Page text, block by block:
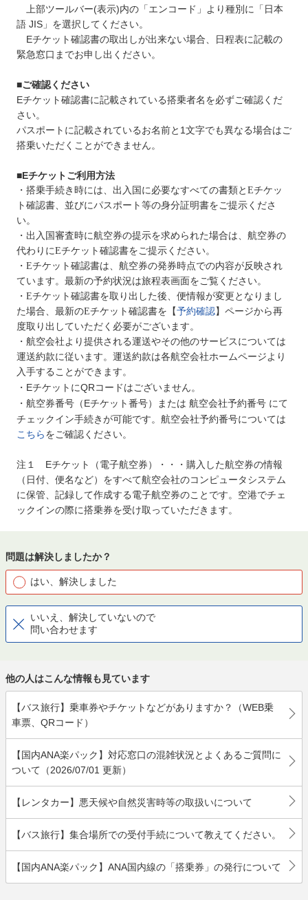
上部ツールバー(表示)内の「エンコード」より種別に「日本
語 JIS」を選択してください。
Eチケット確認書の取出しが出来ない場合、日程表に記載の
緊急窓口までお申し出ください。
■ご確認ください
Eチケット確認書に記載されている搭乗者名を必ずご確認くだ
さい。
パスポートに記載されているお名前と1文字でも異なる場合はご
搭乗いただくことができません。
■Eチケットご利用方法
・搭乗手続き時には、出入国に必要なすべての書類とEチケッ
ト確認書、並びにパスポート等の身分証明書をご提示くださ
い。
・出入国審査時に航空券の提示を求められた場合は、航空券の
代わりにEチケット確認書をご提示ください。
・Eチケット確認書は、航空券の発券時点での内容が反映され
ています。最新の予約状況は旅程表画面をご覧ください。
・Eチケット確認書を取り出した後、便情報が変更となりまし
た場合、最新のEチケット確認書を【予約確認】ページから再
度取り出していただく必要がございます。
・航空会社より提供される運送やその他のサービスについては
運送約款に従います。運送約款は各航空会社ホームページより
入手することができます。
・ EチケットにQRコードはございません。
・ 航空券番号（Eチケット番号）または 航空会社予約番号 にて
チェックイン手続きが可能です。航空会社予約番号については
こちらをご確認ください。
注１ Eチケット（電子航空券）・・・購入した航空券の情報
（日付、便名など）をすべて航空会社のコンピュータシステム
に保管、記録して作成する電子航空券のことです。空港でチェ
ックインの際に搭乗券を受け取っていただきます。
問題は解決しましたか？
はい、解決しました
いいえ、解決していないので
問い合わせます
他の人はこんな情報も見ています
【バス旅行】乗車券やチケットなどがありますか？（WEB乗
車票、QRコード）
【国内ANA楽パック】対応窓口の混雑状況とよくあるご質問に
ついて（2026/07/01 更新）
【レンタカー】悪天候や自然災害時等の取扱いについて
【バス旅行】集合場所での受付手続について教えてください。
【国内ANA楽パック】ANA国内線の「搭乗券」の発行について